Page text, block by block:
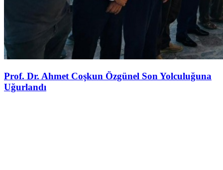
Prof. Dr. Ahmet Coşkun Özgünel Son Yolculuğuna
Uğurlandı